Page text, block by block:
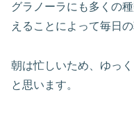
グラノーラにも多くの
えることによって毎日
朝は忙しいため、ゆっ
と思います。